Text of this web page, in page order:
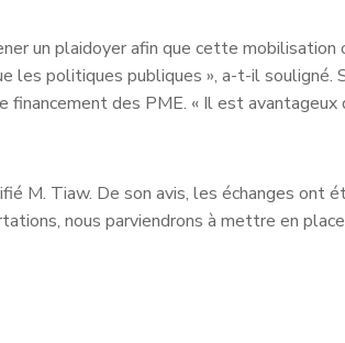
un plaidoyer afin que cette
les politiques publiques », a-t-il souligné.
des PME. « Il est
M. Tiaw. De son avis, les échanges ont
nous parviendrons à mettre en